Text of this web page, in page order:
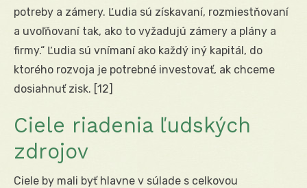
potreby a zámery. Ľudia sú získavaní, rozmiestňovaní
a uvoľňovaní tak, ako to vyžadujú zámery a plány a
firmy.“ Ľudia sú vnímaní ako každý iný kapitál, do
ktorého rozvoja je potrebné investovať, ak chceme
dosiahnuť zisk. [12]
Ciele riadenia ľudských
zdrojov
Ciele by mali byť hlavne v súlade s celkovou